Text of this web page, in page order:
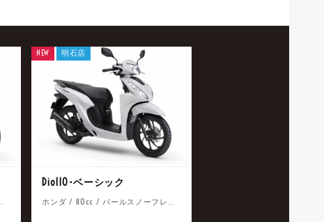
ラックメタリック
Dio110･ベーシック
ホンダ / 110cc / パールスノーフレークホワイト
NEW 明石店